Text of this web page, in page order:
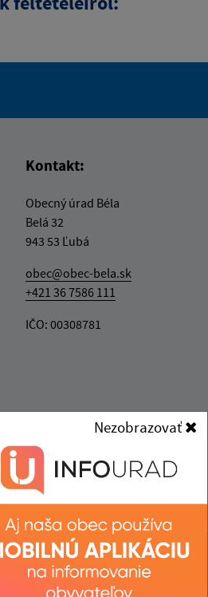
Nezobrazovať
Kontakt:
Obecný úrad Béla
Belá 32
943 53 Ľubá
obec@obec-bela.sk
+421 36 7586 111
IČO: 00308781